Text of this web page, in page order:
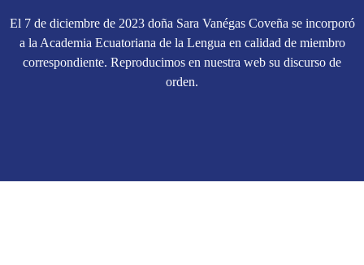
El 7 de diciembre de 2023 doña Sara Vanégas Coveña se incorporó
a la Academia Ecuatoriana de la Lengua en calidad de miembro
correspondiente. Reproducimos en nuestra web su discurso de
orden.